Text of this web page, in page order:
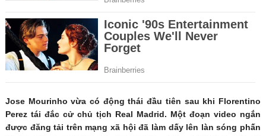
Jose Mourinho vừa có động thái đầu tiên sau khi Florentino
Perez tái đắc cử chủ tịch Real Madrid. Một đoạn video ngắn
được đăng tải trên mạng xã hội đã làm dấy lên làn sóng phấn